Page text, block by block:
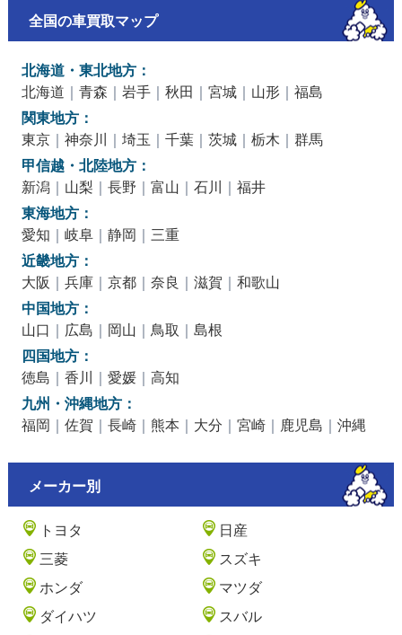
全国の車買取マップ
北海道・東北地方：
北海道 ｜ 青森 ｜ 岩手｜ 秋田 ｜ 宮城｜ 山形｜ 福島
関東地方：
東京｜ 神奈川 ｜ 埼玉 ｜ 千葉｜ 茨城｜ 栃木 ｜ 群馬
甲信越・北陸地方：
新潟 ｜ 山梨 ｜ 長野 ｜ 富山 ｜ 石川 ｜ 福井
東海地方：
愛知 ｜ 岐阜｜ 静岡 ｜ 三重
近畿地方：
大阪 ｜ 兵庫｜ 京都｜ 奈良 ｜ 滋賀 ｜ 和歌山
中国地方：
山口 ｜ 広島 ｜ 岡山 ｜ 鳥取 ｜ 島根
四国地方：
徳島 ｜ 香川 ｜ 愛媛｜ 高知
九州・沖縄地方：
福岡 ｜ 佐賀 ｜ 長崎｜ 熊本 ｜ 大分 ｜ 宮崎｜ 鹿児島 ｜ 沖縄
メーカー別
トヨタ
日産
三菱
スズキ
ホンダ
マツダ
ダイハツ
スバル